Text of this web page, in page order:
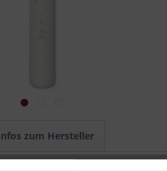
zum Hersteller